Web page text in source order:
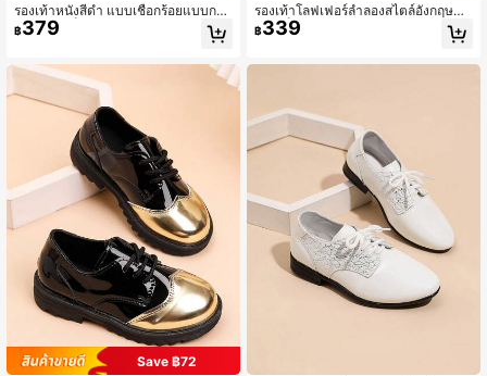
รองเท้าหนังสีดำ แบบเชือกร้อยแบบกล
ม สำหรับเด็กผู้ชาย, รองเท้านักเรียนใช้ไ
ด้หลากหลาย สำหรับใส่ นอกที่พัก ฤดูใบ
฿379
Save ฿72
รองเท้าโลฟเฟอร์ลำลองสไตล์อังกฤษสำ
หรับเด็กผู้ชาย ฤดูใบไม้ผลิ/ฤดูใบไม้ร่วง
แฟชั่นอเนกประสงค์ รองเท้านักเรียนสำ
฿339